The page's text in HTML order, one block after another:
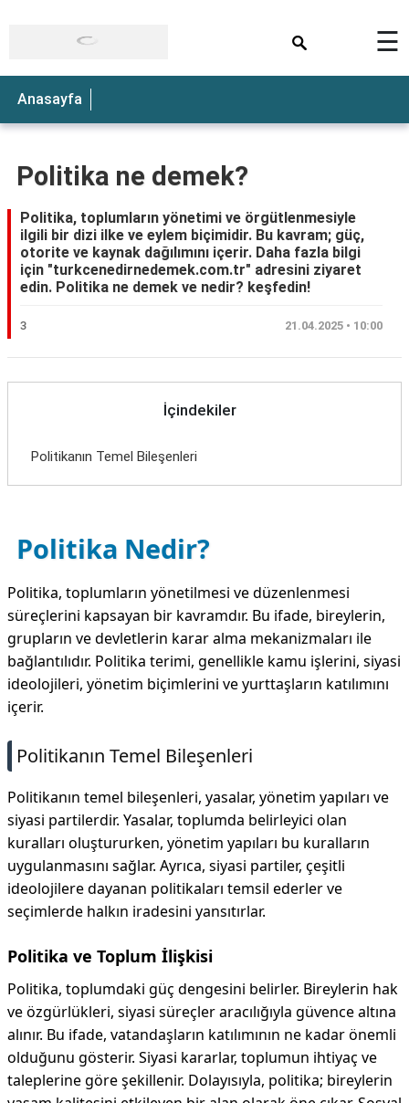
☰
Anasayfa
Politika ne demek?
Politika, toplumların yönetimi ve örgütlenmesiyle
ilgili bir dizi ilke ve eylem biçimidir. Bu kavram; güç,
otorite ve kaynak dağılımını içerir. Daha fazla bilgi
için "turkcenedirnedemek.com.tr" adresini ziyaret
edin. Politika ne demek ve nedir? keşfedin!
3 21.04.2025 • 10:00
İçindekiler
Politikanın Temel Bileşenleri
Politika Nedir?
Politika, toplumların yönetilmesi ve düzenlenmesi
süreçlerini kapsayan bir kavramdır. Bu ifade, bireylerin,
grupların ve devletlerin karar alma mekanizmaları ile
bağlantılıdır. Politika terimi, genellikle kamu işlerini, siyasi
ideolojileri, yönetim biçimlerini ve yurttaşların katılımını
içerir.
Politikanın Temel Bileşenleri
Politikanın temel bileşenleri, yasalar, yönetim yapıları ve
siyasi partilerdir. Yasalar, toplumda belirleyici olan
kuralları oluştururken, yönetim yapıları bu kuralların
uygulanmasını sağlar. Ayrıca, siyasi partiler, çeşitli
ideolojilere dayanan politikaları temsil ederler ve
seçimlerde halkın iradesini yansıtırlar.
Politika ve Toplum İlişkisi
Politika, toplumdaki güç dengesini belirler. Bireylerin hak
ve özgürlükleri, siyasi süreçler aracılığıyla güvence altına
alınır. Bu ifade, vatandaşların katılımının ne kadar önemli
olduğunu gösterir. Siyasi kararlar, toplumun ihtiyaç ve
taleplerine göre şekillenir. Dolayısıyla, politika; bireylerin